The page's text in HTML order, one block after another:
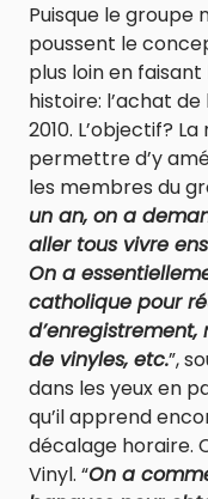
Puisque le groupe
poussent le
plus loin en
histoire: l’achat
2010. L’objectif?
permettre d’y
les membres du
un an, on a
aller tous vivre
On a
catholique pour
de vinyles, etc.”,
dans les yeux en
qu’il apprend
décalage horaire.
Vinyl. “On a